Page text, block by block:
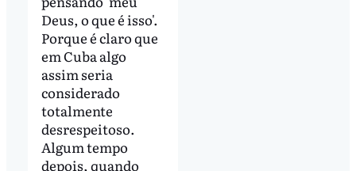
Deus, o que é isso'.
Porque é claro que
em Cuba algo
assim seria
considerado
totalmente
desrespeitoso.
Algum tempo
depois, quando